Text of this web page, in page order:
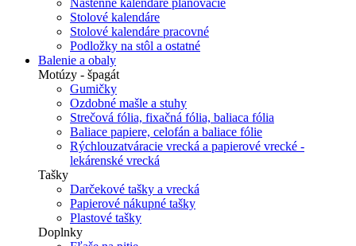
Nástenné kalendáre plánovacie
Stolové kalendáre
Stolové kalendáre pracovné
Podložky na stôl a ostatné
Balenie a obaly
Motúzy - špagát
Gumičky
Ozdobné mašle a stuhy
Strečová fólia, fixačná fólia, baliaca fólia
Baliace papiere, celofán a baliace fólie
Rýchlouzatváracie vrecká a papierové vrecké -
lekárenské vrecká
Tašky
Darčekové tašky a vrecká
Papierové nákupné tašky
Plastové tašky
Doplnky